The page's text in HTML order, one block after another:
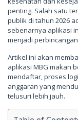
penting. Salah satu
publik di tahun 2026
sebenarnya aplikasi
menjadi
Artikel ini akan
aplikasi MBG makan
mendaftar, proses
anggaran yang
telusuri lebih jauh.